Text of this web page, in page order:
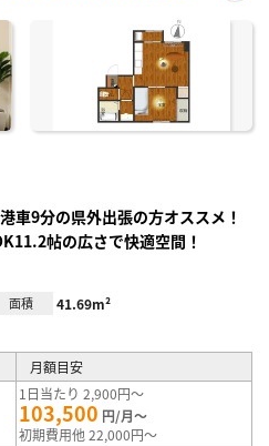
に入
車9分の県外出張の方オススメ！
帖の広さで快適空間！
面積 41.69m²
月額目安
1日当たり 2,900円～
103,500 円/月～
初期費用他 22,000円～